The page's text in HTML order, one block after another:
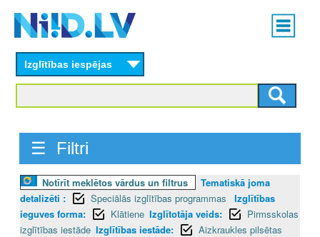
content
Main
menu
Izglītības iespējas
☰ Filtri
Notīrīt meklētos vārdus un filtrus
Tematiskā joma
detalizēti :
Speciālās izglītības programmas
Izglītības
ieguves forma:
Klātiene Izglītotāja veids:
Pirmsskolas
izglītības iestāde Izglītības iestāde:
Aizkraukles pilsētas